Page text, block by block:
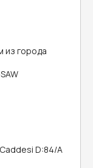
из города
D:84/A